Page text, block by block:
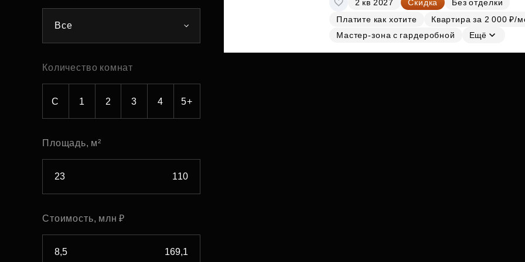
Субсидии
Все
Количество комнат
С 1 2 3 4 5+
Площадь, м²
Стоимость, млн ₽
2 кв 2027 Скидка
Без отделки
Платите как хотите
Квартира за 2 000 ₽/
Мастер-зона с гардеробной
Ещё